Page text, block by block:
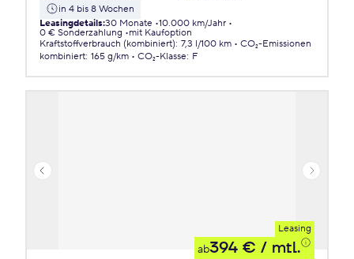
in 4 bis 8 Wochen
Leasingdetails:30 Monate 10.000 km/Jahr
0 € Sonderzahlung
mit Kaufoption
Kraftstoffverbrauch (kombiniert): 7,3 l/100 km
CO₂-Emissionen
kombiniert: 165 g/km CO₂-Klasse: F
Leasing
ab394 € / mtl.